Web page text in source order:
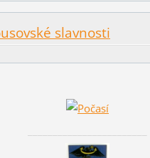
slavnosti